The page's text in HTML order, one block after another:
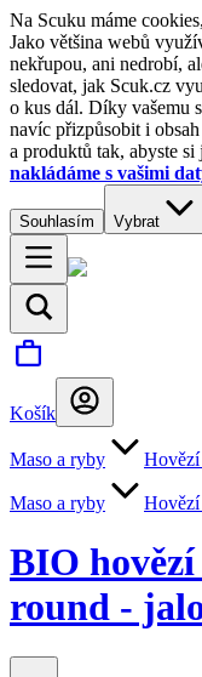
Na Scuku máme
Jako většina webů
nekřupou, ani nedrobí,
sledovat, jak Scuk.cz
o kus dál. Díky vašemu
navíc přizpůsobit i
a produktů tak, abyste
nakládáme s vašimi
Souhlasím Vybrat
Košík
Maso a ryby Hovězí
Maso a ryby Hovězí
BIO
round -